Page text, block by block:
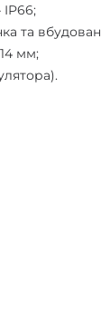
IP66;
та
мм;